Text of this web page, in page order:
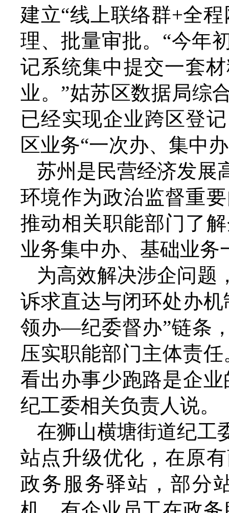
建立“线上联络群+全
理、批量审批。“今年
记系统集中提交一套
业。”姑苏区数据局综
已经实现企业跨区登
区业务“一次办、集中
苏州是民营经济发展
环境作为政治监督重
推动相关职能部门了
业务集中办、基础业
为高效解决涉企问题
诉求直达与闭环处办
领办—纪委督办”链条
压实职能部门主体责
看出办事少跑路是企
纪工委相关负责人说。
在狮山横塘街道纪工
站点升级优化，在原
政务服务驿站，部分